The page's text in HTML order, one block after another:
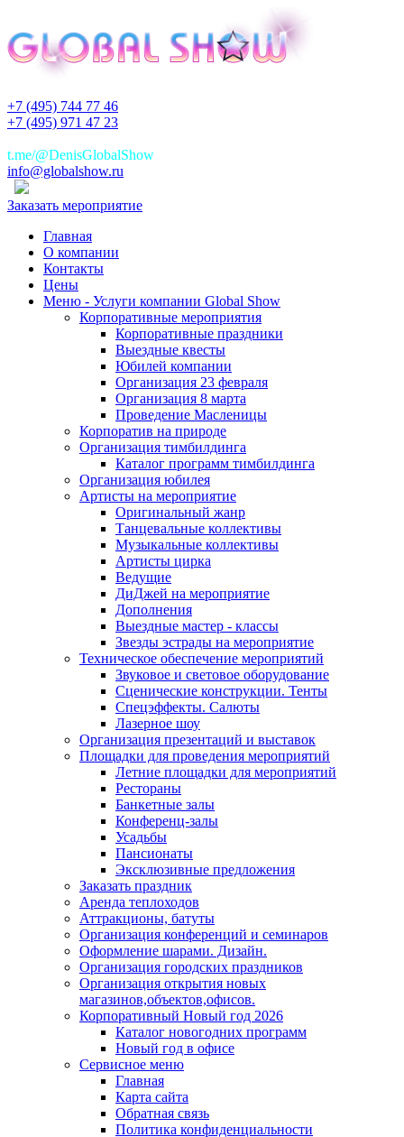
+7 (495) 744 77 46
+7 (495) 971 47 23
t.me/@DenisGlobalShow
info@globalshow.ru
Заказать мероприятие
Главная
О компании
Контакты
Цены
Меню - Услуги компании Global Show
Корпоративные мероприятия
Корпоративные праздники
Выездные квесты
Юбилей компании
Организация 23 февраля
Организация 8 марта
Проведение Масленицы
Корпоратив на природе
Организация тимбилдинга
Каталог программ тимбилдинга
Организация юбилея
Артисты на мероприятие
Оригинальный жанр
Танцевальные коллективы
Музыкальные коллективы
Артисты цирка
Ведущие
ДиДжей на мероприятие
Дополнения
Выездные мастер - классы
Звезды эстрады на мероприятие
Техническое обеспечение мероприятий
Звуковое и световое оборудование
Сценические конструкции. Тенты
Спецэффекты. Салюты
Лазерное шоу
Организация презентаций и выставок
Площадки для проведения мероприятий
Летние площадки для мероприятий
Рестораны
Банкетные залы
Конференц-залы
Усадьбы
Пансионаты
Эксклюзивные предложения
Заказать праздник
Аренда теплоходов
Аттракционы, батуты
Организация конференций и семинаров
Оформление шарами. Дизайн.
Организация городских праздников
Организация открытия новых
магазинов,объектов,офисов.
Корпоративный Новый год 2026
Каталог новогодних программ
Новый год в офисе
Сервисное меню
Главная
Карта сайта
Обратная связь
Политика конфиденциальности